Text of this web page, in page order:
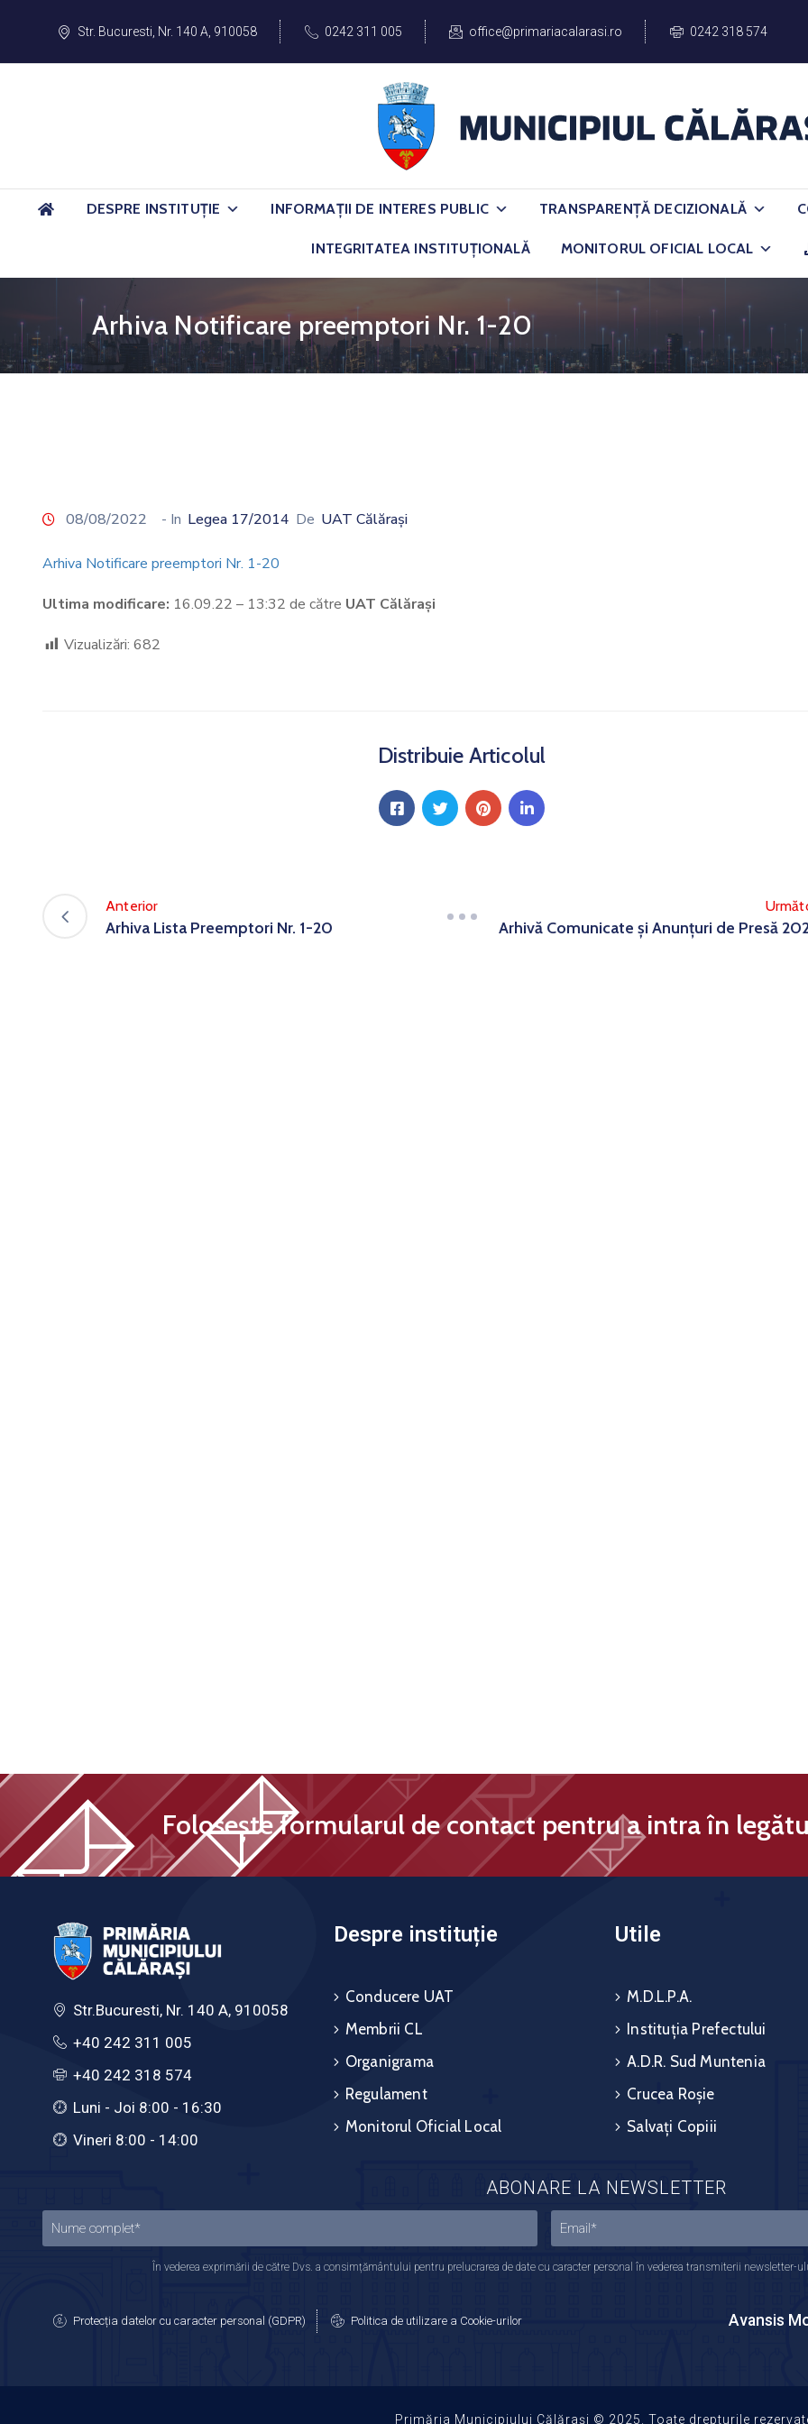
Str. Bucuresti, Nr. 140 A, 910058 0242 311 005 office@primariacalarasi.ro 0242 318 574
DESPRE INSTITUȚIE INFORMAȚII DE INTERES PUBLIC TRANSPARENȚĂ DECIZIONALĂ
INTEGRITATEA INSTITUȚIONALĂ MONITORUL OFICIAL LOCAL
Arhiva Notificare preemptori Nr. 1-20
08/08/2022 - In Legea 17/2014 De UAT Călărași
Arhiva Notificare preemptori Nr. 1-20
Ultima modificare: 16.09.22 – 13:32 de către UAT Călărași
Vizualizări: 682
Distribuie Articolul
Anterior
Arhiva Lista Preemptori Nr. 1-20 Arhivă Comunicate și Anunțuri de Presă
Folosește formularul de contact pentru a intra în
Str.Bucuresti, Nr. 140 A, 910058
+40 242 311 005
+40 242 318 574
Luni - Joi 8:00 - 16:30
Vineri 8:00 - 14:00
Despre instituție
Conducere UAT
Membrii CL
Organigrama
Regulament
Monitorul Oficial Local
Utile
M.D.L.P.A.
Instituția Prefectului
A.D.R. Sud Muntenia
Crucea Roșie
Salvați Copiii
ABONARE LA NEWSLETTER
În vederea exprimării de către Dvs. a consimțământului pentru prelucrarea de date cu caracter personal în vederea transmiterii newsletter-
Protecția datelor cu caracter personal (GDPR) Politica de utilizare a Cookie-urilor Avansis
Primăria Municipiului Călărași © 2025. Toate drepturile